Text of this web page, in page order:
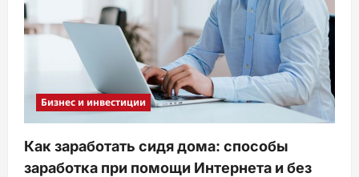
Бизнес и инвестиции
Как заработать сидя дома: способы
заработка при помощи Интернета и без